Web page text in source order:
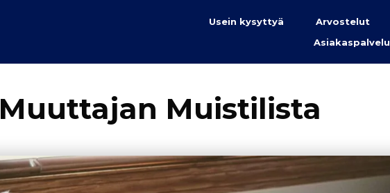
Usein kysyttyä Arvostelut
Asiakaspalvelu
Muuttajan Muistilista